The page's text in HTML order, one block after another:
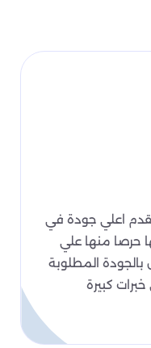
اعلي جودة في
حرصا منها علي
المطلوبة
كبيرة